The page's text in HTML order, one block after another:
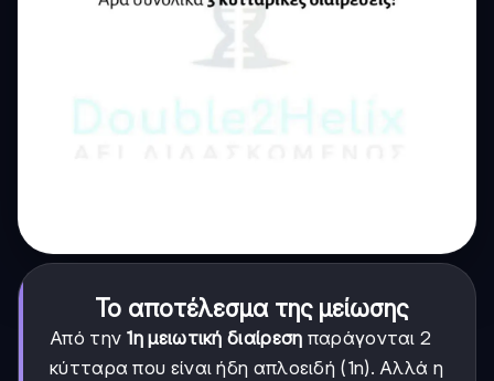
Το αποτέλεσμα της μείωσης
Από την 1η μειωτική διαίρεση παράγονται 2
κύτταρα που είναι ήδη απλοειδή (1n). Αλλά η